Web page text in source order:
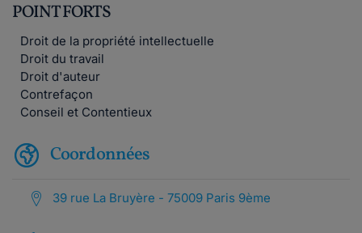
POINT FORTS
Droit de la propriété intellectuelle
Droit du travail
Droit d'auteur
Contrefaçon
Conseil et Contentieux
Coordonnées
39 rue La Bruyère - 75009 Paris 9ème